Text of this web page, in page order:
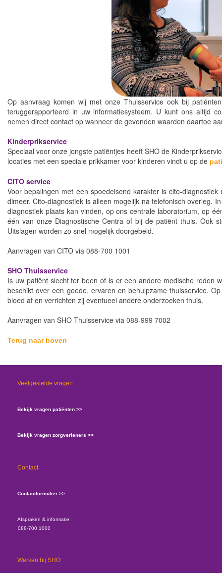
Op aanvraag komen wij met onze Thuisservice ook bij
teruggerapporteerd in uw informatiesysteem. U kunt ons altijd
nemen direct contact op wanneer de gevonden waarden daartoe
Kinderprikservice
Speciaal voor onze jongste patiëntjes heeft SHO de
locaties met een speciale prikkamer voor kinderen vindt u op de
CITO service
Voor bepalingen met een spoedeisend karakter is cito-
dimeer. Cito-diagnostiek is alleen mogelijk na telefonisch overleg.
diagnostiek plaats kan vinden, op ons centrale laboratorium, op
één van onze Diagnostische Centra of bij de patiënt thuis. Ook
Uitslagen worden zo snel mogelijk doorgebeld.
Aanvragen van CITO via 088-700 1001
SHO Thuisservice
Is uw patiënt slecht ter been of is er een andere medische reden
beschikt over een goede, ervaren en behulpzame thuisservice.
bloed af en verrichten zij eventueel andere onderzoeken thuis.
Aanvragen van SHO Thuisservice via 088-999 7002
Terug naar boven
Veelgestelde vragen
Bekijk vragen patiënten >>
Bekijk vragen zorgverleners >>
Contact
Contactformulier >>
Afspraken & informatie:
088-700 1000
Werken bij SHO